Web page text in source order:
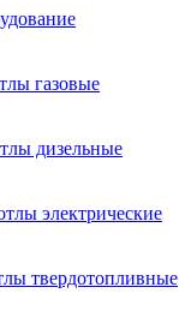
газовые
дизельные
электрические
твердотопливные